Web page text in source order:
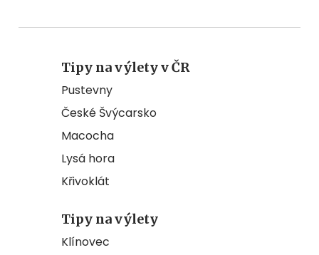
Tipy na výlety v ČR
Pustevny
České Švýcarsko
Macocha
Lysá hora
Křivoklát
Tipy na výlety
Klínovec